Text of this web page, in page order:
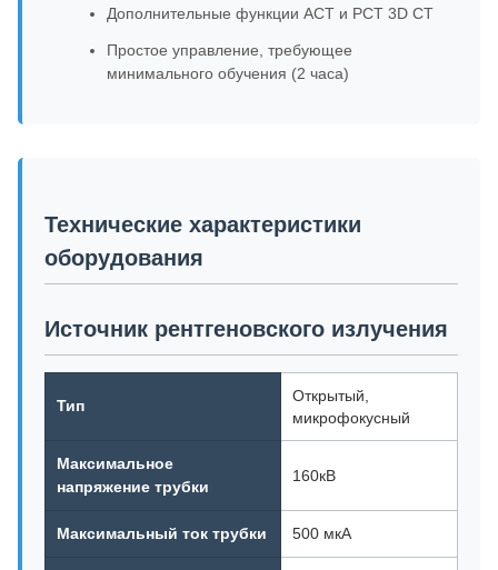
Дополнительные функции ACT и PCT 3D CT
Простое управление, требующее
минимального обучения (2 часа)
Технические характеристики
оборудования
Источник рентгеновского излучения
Тип
Открытый,
микрофокусный
Максимальное
напряжение трубки
160кВ
Максимальный ток трубки 500 мкА